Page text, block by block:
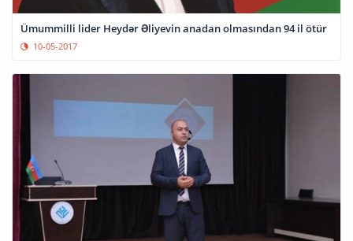
Ümummilli lider Heydər Əliyevin anadan olmasından 94 il ötür
10-05-2017